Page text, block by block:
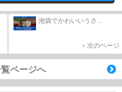
池袋でかわいいうさ...
＞次のページ
ページへ